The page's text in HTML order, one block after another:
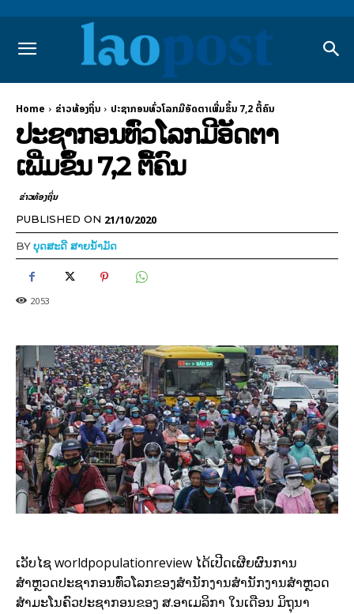
Home ຂ່າວທ້ອງຖິ່ນ ປະຊາກອນທົ່ວໂລກມີອັດຕາເພີ່ມຂຶ້ນ 7,2 ຕື້ຄົນ
ປະຊາກອນທົ່ວໂລກມີອັດຕາ
ເພີ່ມຂຶ້ນ 7,2 ຕື້ຄົນ
ຂ່າວທ້ອງຖິ່ນ
PUBLISHED ON 21/10/2020
BYບຸດສະດີ ສາຍນ້ຳມັດ
2053
ເວັບໄຊ worldpopulationreview ໄດ້ເປີດເຜີຍຜົນການ
ສຳຫຼວດປະຊາກອນທົ່ວໂລກຂອງສຳນັກງານສຳນັກງານສຳຫຼວດ
ສຳມະໂນຄົວປະຊາກອນຂອງ ສ.ອາເມລິກາ ໃນເດືອນ ມິຖຸນາ